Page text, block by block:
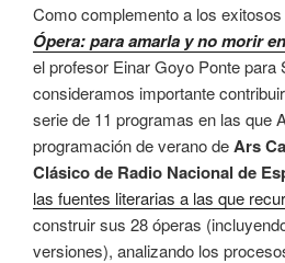
Como complemento a los exitosos
Ópera: para amarla y no morir
el profesor Einar Goyo Ponte para
consideramos importante
serie de 11 programas en las que
programación de verano deArs
Clásico de Radio Nacional de
las fuentes literarias a las que
construir sus 28 óperas
versiones), analizando los